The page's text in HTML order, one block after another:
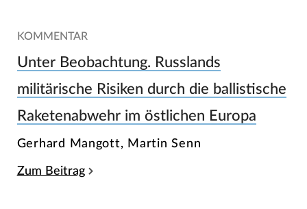
KOMMENTAR
Unter Beobachtung. Russlands
militärische Risiken durch die ballistische
Raketenabwehr im östlichen Europa
Gerhard Mangott, Martin Senn
Zum Beitrag